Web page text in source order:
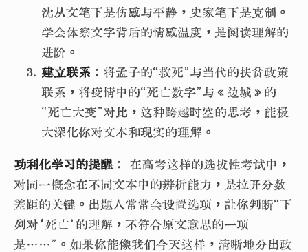
沈从文笔下是伤感与平静，史家笔下是克制。
学会体察文字背后的情感温度，是阅读理解的
进阶。
建立联系 ：将孟子的“救死”与当代的扶贫政策
联系，将疫情中的“死亡数字”与《边城》的
“死亡大变”对比，这种跨越时空的思考，能极
大深化你对文本和现实的理解。
功利化学习的提醒 ： 在高考这样的选拔性考试中，
对同一概念在不同文本中的辨析能力，是拉开分数
差距的关键。出题人常常会设置选项，让你判断“下
列对‘死亡’的理解，不符合原文意思的一项
是……”。如果你能像我们今天这样，清晰地分出政